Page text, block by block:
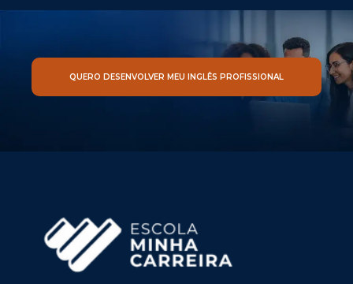
QUERO DESENVOLVER MEU INGLÊS PROFISSIONAL